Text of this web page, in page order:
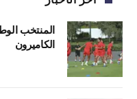
المنتخب
الكاميرون